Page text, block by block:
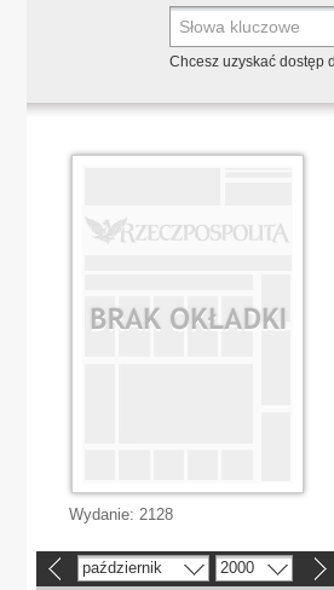
Chcesz uzyskać dostęp
Wydanie: 2128
październik 2000